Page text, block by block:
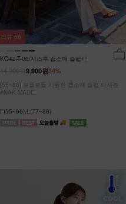
KO42-T-06/시스루 캡소매 슬럽티
34%
9,900원
[55~88] 보들보들 시원한 캡소매 슬럽 티셔츠
#NAK MADE.
F(55~66),L(77~88)
리뷰 58